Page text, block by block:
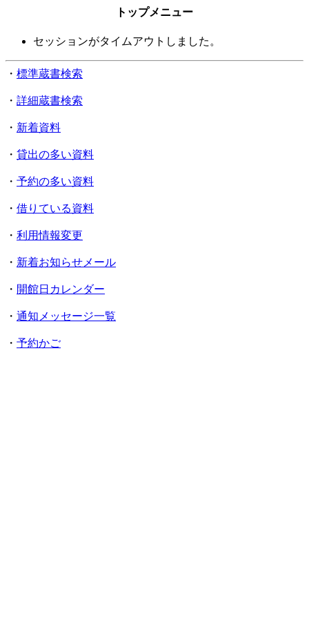
トップメニュー
セッションがタイムアウトしました。
・ 標準蔵書検索
・ 詳細蔵書検索
・ 新着資料
・ 貸出の多い資料
・ 予約の多い資料
・ 借りている資料
・ 利用情報変更
・ 新着お知らせメール
・ 開館日カレンダー
・ 通知メッセージ一覧
・ 予約かご